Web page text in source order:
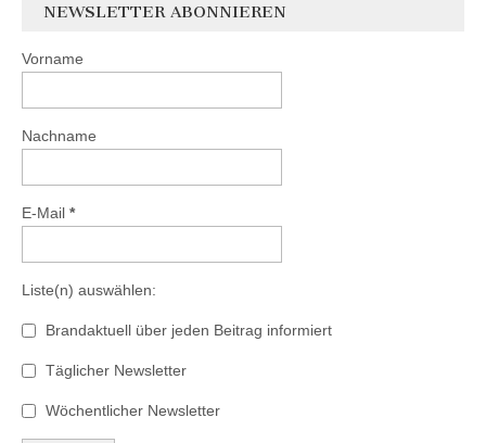
NEWSLETTER ABONNIEREN
Vorname
Nachname
E-Mail *
Liste(n) auswählen:
Brandaktuell über jeden Beitrag informiert
Täglicher Newsletter
Wöchentlicher Newsletter